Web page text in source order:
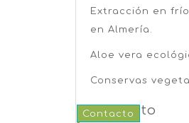
Extracción en
en Almería.
Aloe vera
Conservas
Contacto
Contacto